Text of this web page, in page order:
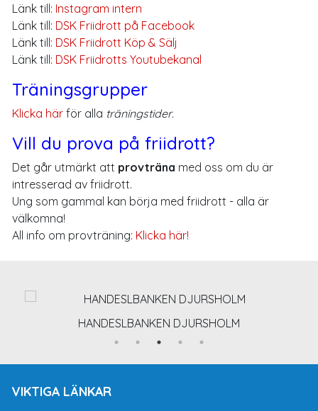
Länk till: Instagram intern
Länk till: DSK Friidrott på Facebook
Länk till: DSK Friidrott Köp & Sälj
Länk till: DSK Friidrotts Youtubekanal
Träningsgrupper
Klicka här för alla träningstider.
Vill du prova på friidrott?
Det går utmärkt att provträna med oss om du är
intresserad av friidrott.
Ung som gammal kan börja med friidrott - alla är
välkomna!
All info om provträning: Klicka här!
HANDESLBANKEN DJURSHOLM
VIKTIGA LÄNKAR